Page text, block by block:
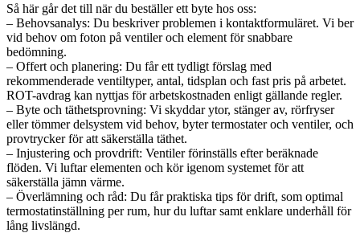
Så här går det till när du beställer ett byte hos oss:
– Behovsanalys: Du beskriver problemen i kontaktformuläret. Vi ber
vid behov om foton på ventiler och element för snabbare
bedömning.
– Offert och planering: Du får ett tydligt förslag med
rekommenderade ventiltyper, antal, tidsplan och fast pris på arbetet.
ROT-avdrag kan nyttjas för arbetskostnaden enligt gällande regler.
– Byte och täthetsprovning: Vi skyddar ytor, stänger av, rörfryser
eller tömmer delsystem vid behov, byter termostater och ventiler, och
provtrycker för att säkerställa täthet.
– Injustering och provdrift: Ventiler förinställs efter beräknade
flöden. Vi luftar elementen och kör igenom systemet för att
säkerställa jämn värme.
– Överlämning och råd: Du får praktiska tips för drift, som optimal
termostatinställning per rum, hur du luftar samt enklare underhåll för
lång livslängd.